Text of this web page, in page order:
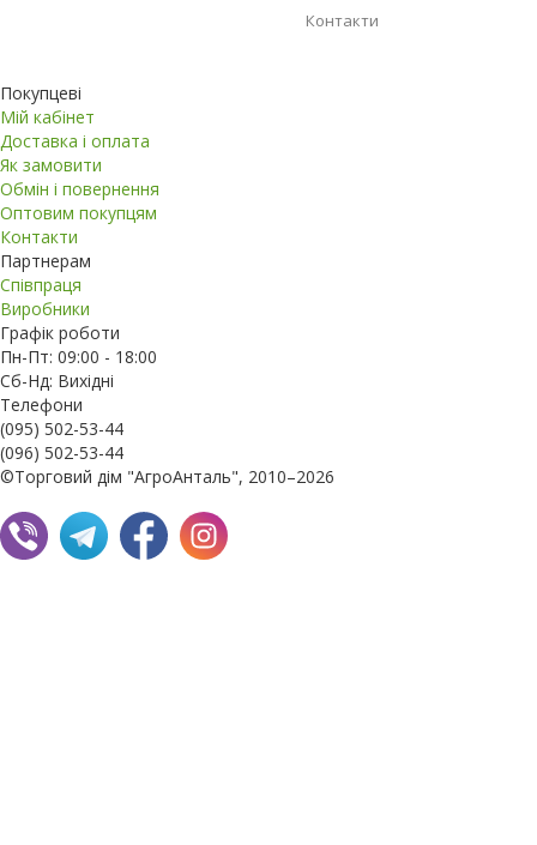
Контакти
Покупцеві
Мій кабінет
Доставка і оплата
Як замовити
Обмін і повернення
Оптовим покупцям
Контакти
Партнерам
Співпраця
Виробники
Графік роботи
Пн-Пт: 09:00 - 18:00
Сб-Нд: Вихідні
Телефони
(095) 502-53-44
(096) 502-53-44
©Торговий дім "АгроАнталь", 2010–2026